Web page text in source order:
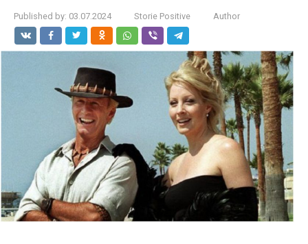
Published by: 03.07.2024 Storie Positive Author